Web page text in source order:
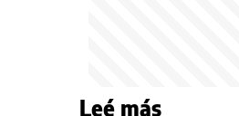
Leé más